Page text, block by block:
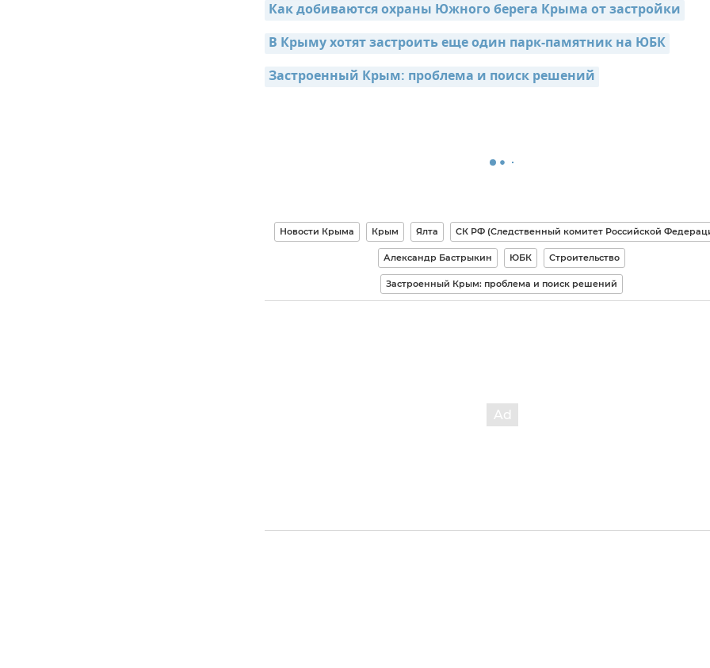
Как добиваются охраны Южного берега Крыма от застройки
В Крыму хотят застроить еще один парк-памятник на ЮБК
Застроенный Крым: проблема и поиск решений
Новости Крыма Крым Ялта СК РФ (Следственный комитет Российской
Александр Бастрыкин ЮБК Строительство
Застроенный Крым: проблема и поиск решений